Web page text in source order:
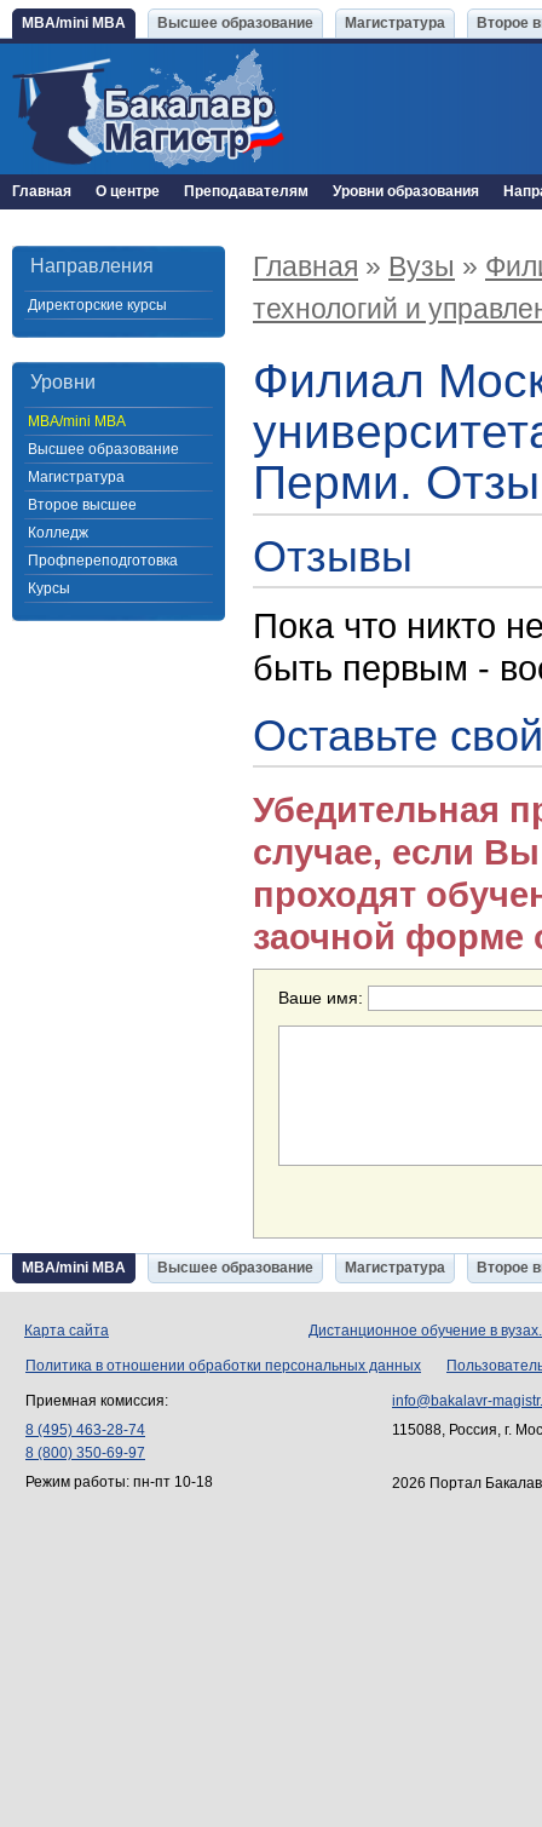
MBA/mini MBA Высшее образование Магистратура Второе
Главная О центре Преподавателям Уровни образования
Направления
Директорские курсы
Уровни
MBA/mini MBA
Высшее образование
Магистратура
Второе высшее
Колледж
Профпереподготовка
Курсы
Главная » Вузы »
технологий и
Филиал
Перми.
Отзывы
Пока что никто
быть первым -
Оставьте
Убедительная
случае, если
проходят
заочной форме
Ваше имя:
MBA/mini MBA Высшее образование Магистратура Второе
Карта сайта Дистанционное обучение в
Политика в отношении обработки персональных данных
Приемная комиссия:
8 (495) 463-28-74
8 (800) 350-69-97
Режим работы: пн-пт 10-18
info@bakalavr-
115088, Россия, г.
2026 Портал